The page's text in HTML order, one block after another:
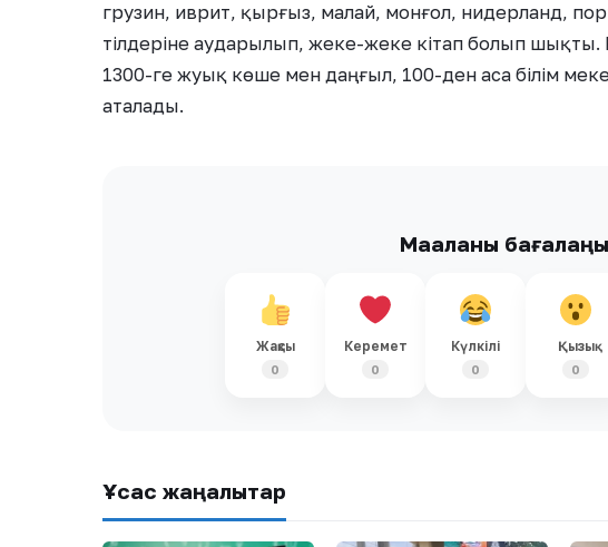
грузин, иврит, қырғыз, малай, монғол, нидерланд,
тілдеріне аударылып, жеке-жеке кітап болып
1300-ге жуық көше мен даңғыл, 100-ден аса білім
аталады.
Мақаланы
Жақсы
0
Керемет
0
Күлкілі
0
Қызық
0
Ұқсас жаңалықтар